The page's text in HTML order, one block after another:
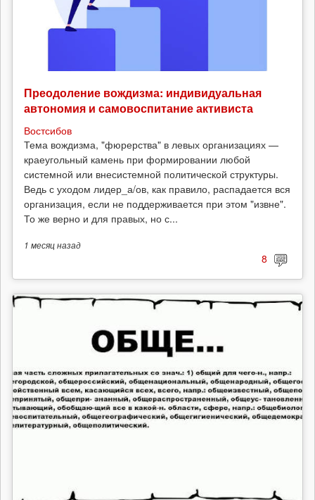
Преодоление вождизма: индивидуальная
автономия и самовоспитание активиста
Востсибов
Тема вождизма, "фюрерства" в левых организациях —
краеугольный камень при формировании любой
системной или внесистемной политической структуры.
Ведь с уходом лидер_а/ов, как правило, распадается вся
организация, если не поддерживается при этом "извне".
То же верно и для правых, но с...
1 месяцназад
8